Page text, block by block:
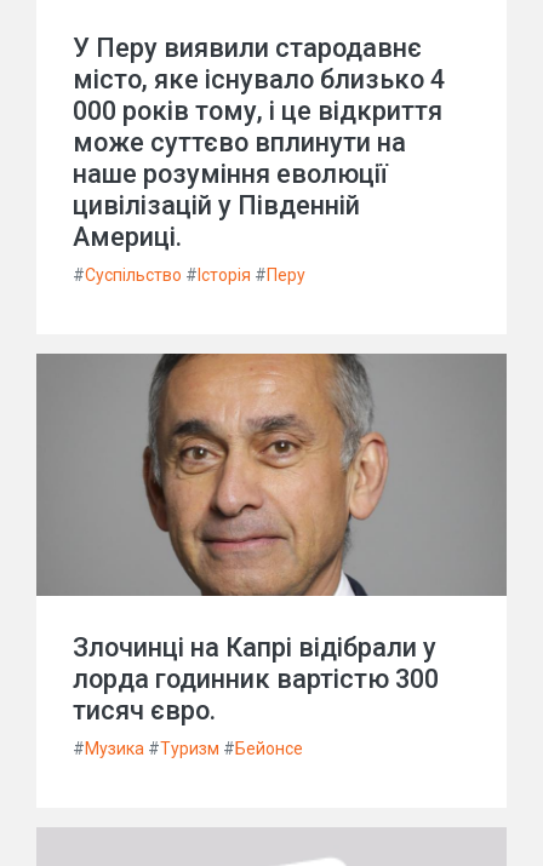
У Перу виявили стародавнє
місто, яке існувало близько 4
000 років тому, і це відкриття
може суттєво вплинути на
наше розуміння еволюції
цивілізацій у Південній
Америці.
#Суспільство # Історія #Перу
Злочинці на Капрі відібрали у
лорда годинник вартістю 300
тисяч євро.
#Музика #Туризм #Бейонсе